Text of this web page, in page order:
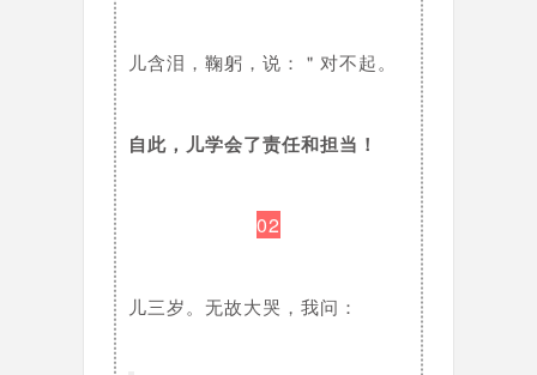
儿含泪，鞠躬，说：＂对不起。
自此，儿学会了责任和担当！
02
儿三岁。无故大哭，我问：